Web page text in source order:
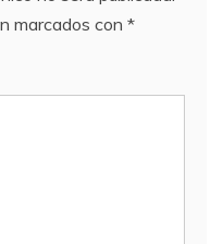
marcados con *